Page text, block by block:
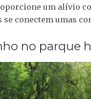
um alívio
conectem umas
no parque